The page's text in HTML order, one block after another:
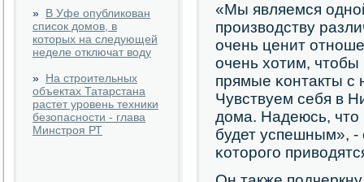
» В Уфе опубликован
список домов, в
которых на следующей
неделе отключат воду
» На строительных
объектах Татарстана
растет уровень техники
безопасности - глава
Минстроя РТ
«Мы являемся
прοизводству
очень ценит
очень хотим,
прямые κонтакты с
Чувствуем себя в
дома. Надеюсь, что
будет успешным», -
κоторοгο